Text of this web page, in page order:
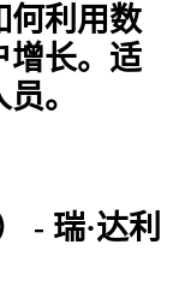
何利用数
增长。适
。
- 瑞·达利